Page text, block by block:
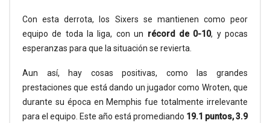
Con esta derrota, los Sixers se mantienen como peor
equipo de toda la liga, con un récord de 0-10, y pocas
esperanzas para que la situación se revierta.
Aun así, hay cosas positivas, como las grandes
prestaciones que está dando un jugador como Wroten, que
durante su época en Memphis fue totalmente irrelevante
para el equipo. Este año está promediando 19.1 puntos, 3.9